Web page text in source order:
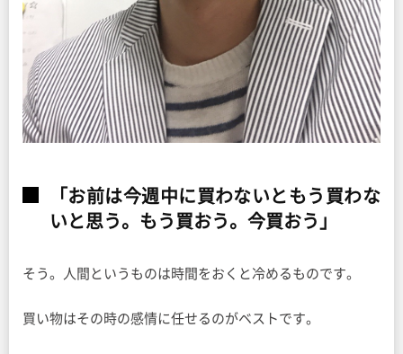
「お前は今週中に買わないともう買わな
いと思う。もう買おう。今買おう」
そう。人間というものは時間をおくと冷めるものです。
買い物はその時の感情に任せるのがベストです。